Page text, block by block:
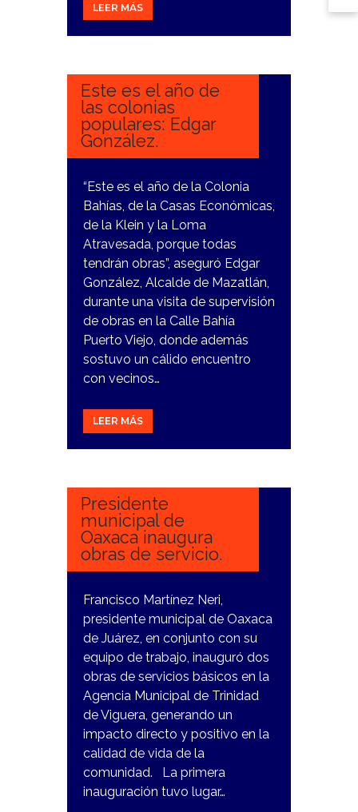
LEER MÁS
23
Este es el año de
las colonias
populares: Edgar
González.
“Este es el año de la Colonia
Bahías, de la Casas Económicas,
de la Klein y la Loma
Atravesada, porque todas
tendrán obras”, aseguró Edgar
González, Alcalde de Mazatlán,
durante una visita de supervisión
de obras en la Calle Bahía
Puerto Viejo, donde además
sostuvo un cálido encuentro
con vecinos…
LEER MÁS
12
Presidente
municipal de
Oaxaca inaugura
obras de servicio.
Francisco Martínez Neri,
presidente municipal de Oaxaca
de Juárez, en conjunto con su
equipo de trabajo, inauguró dos
obras de servicios básicos en la
Agencia Municipal de Trinidad
de Viguera, generando un
impacto directo y positivo en la
calidad de vida de la
comunidad. La primera
inauguración tuvo lugar…